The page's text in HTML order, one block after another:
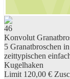
46
Konvolut
5 Granatbroschen
zeittypischen
Kugelhaken
Limit 120,00 €